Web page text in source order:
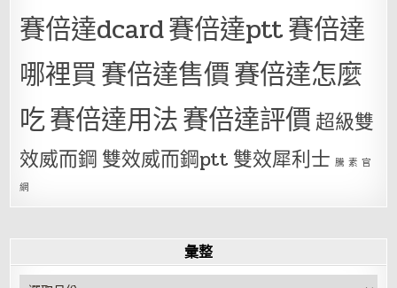
賽倍達dcard賽倍達ptt賽倍達
哪裡買賽倍達售價賽倍達怎麼
吃賽倍達用法賽倍達評價超級雙
效威而鋼 雙效威而鋼ptt 雙效犀利士 騰 素 官
網
彙整
彙